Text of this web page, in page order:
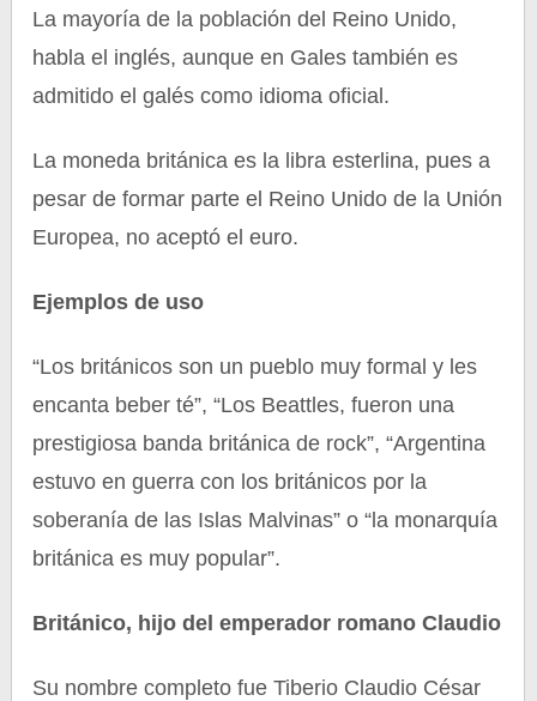
La mayoría de la población del Reino Unido,
habla el inglés, aunque en Gales también es
admitido el galés como idioma oficial.
La moneda británica es la libra esterlina, pues a
pesar de formar parte el Reino Unido de la Unión
Europea, no aceptó el euro.
Ejemplos de uso
“Los británicos son un pueblo muy formal y les
encanta beber té”, “Los Beattles, fueron una
prestigiosa banda británica de rock”, “Argentina
estuvo en guerra con los británicos por la
soberanía de las Islas Malvinas” o “la monarquía
británica es muy popular”.
Británico, hijo del emperador romano Claudio
Su nombre completo fue Tiberio Claudio César